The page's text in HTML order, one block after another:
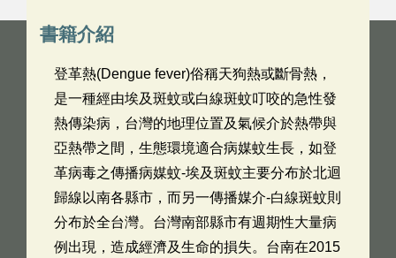
書籍介紹
登革熱(Dengue fever)俗稱天狗熱或斷骨熱，
是一種經由埃及斑蚊或白線斑蚊叮咬的急性發
熱傳染病，台灣的地理位置及氣候介於熱帶與
亞熱帶之間，生態環境適合病媒蚊生長，如登
革病毒之傳播病媒蚊-埃及斑蚊主要分布於北迴
歸線以南各縣市，而另一傳播媒介-白線斑蚊則
分布於全台灣。台灣南部縣市有週期性大量病
例出現，造成經濟及生命的損失。台南在2015